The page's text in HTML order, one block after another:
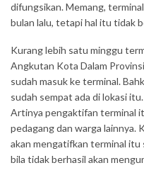
difungsikan. Memang,
bulan lalu, tetapi hal itu tidak
Kurang lebih satu minggu
Angkutan Kota Dalam
sudah masuk ke terminal.
sudah sempat ada di lokasi itu.
Artinya pengaktifan terminal
pedagang dan warga lainnya.
akan mengatifkan terminal itu
bila tidak berhasil akan